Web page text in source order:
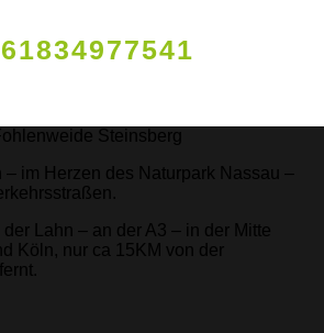
Steinsberg
– im Herzen des Naturpark Nassau –
Lahn – an der A3 – in der Mitte
Köln, nur ca 15KM von der